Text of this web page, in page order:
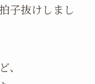
子抜けしまし